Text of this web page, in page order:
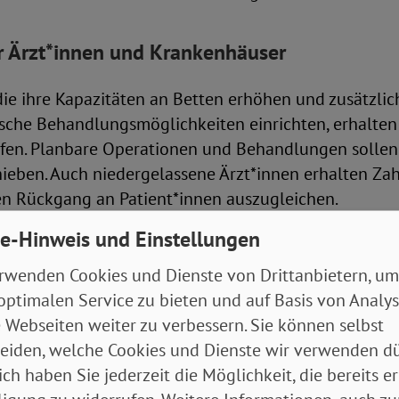
und Krankenhäuser
ihre Kapazitäten an Betten erhöhen und
Behandlungsmöglichkeiten einrichten, erhalten
Planbare Operationen und Behandlungen
Auch niedergelassene Ärzt*innen erhalten
Rückgang an Patient*innen auszugleichen.
weiterhin sicherstellen
im Rahmen des Pflege-TÜVs sind bis
das Pflegepersonal zu entlasten. Hinweisen
Um die pflegerische Versorgung
befristet von gesetzlichen und vertraglichen
Hinweis und Einstellungen
Cookies und Dienste von Drittanbietern,
Service zu bieten und auf Basis von
Webseiten weiter zu verbessern. Sie können selbst
welche Cookies und Dienste wir verwenden
haben Sie jederzeit die Möglichkeit, die bereits